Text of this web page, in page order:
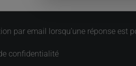
par email lorsqu’une réponse est
confidentialité